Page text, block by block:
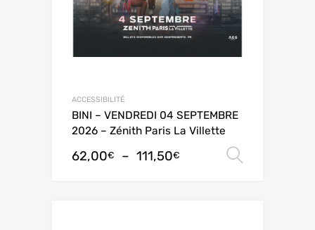
ACCESSIBILITÉ
BINI – VENDREDI 04 SEPTEMBRE
2026 – Zénith Paris La Villette
62,00€ – 111,50€